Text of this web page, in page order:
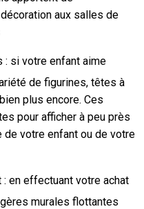
aux salles de
: si votre enfant aime
de figurines, têtes à
plus encore. Ces
pour afficher à peu près
de votre enfant ou de votre
en effectuant votre achat
murales flottantes